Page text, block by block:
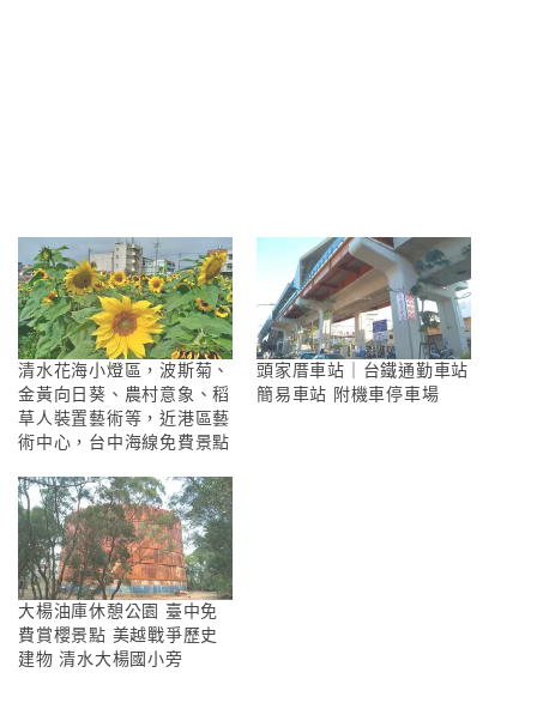
清水花海小燈區，波斯菊、
金黃向日葵、農村意象、稻
草人裝置藝術等，近港區藝
術中心，台中海線免費景點
頭家厝車站｜台鐵通勤車站
簡易車站 附機車停車場
大楊油庫休憩公園 臺中免
費賞櫻景點 美越戰爭歷史
建物 清水大楊國小旁